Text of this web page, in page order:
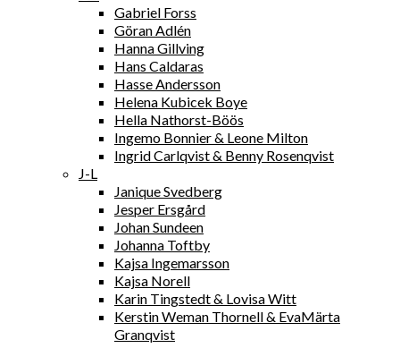
Gabriel Forss
Göran Adlén
Hanna Gillving
Hans Caldaras
Hasse Andersson
Helena Kubicek Boye
Hella Nathorst-Böös
Ingemo Bonnier & Leone Milton
Ingrid Carlqvist & Benny Rosenqvist
J-L
Janique Svedberg
Jesper Ersgård
Johan Sundeen
Johanna Toftby
Kajsa Ingemarsson
Kajsa Norell
Karin Tingstedt & Lovisa Witt
Kerstin Weman Thornell & EvaMärta
Granqvist